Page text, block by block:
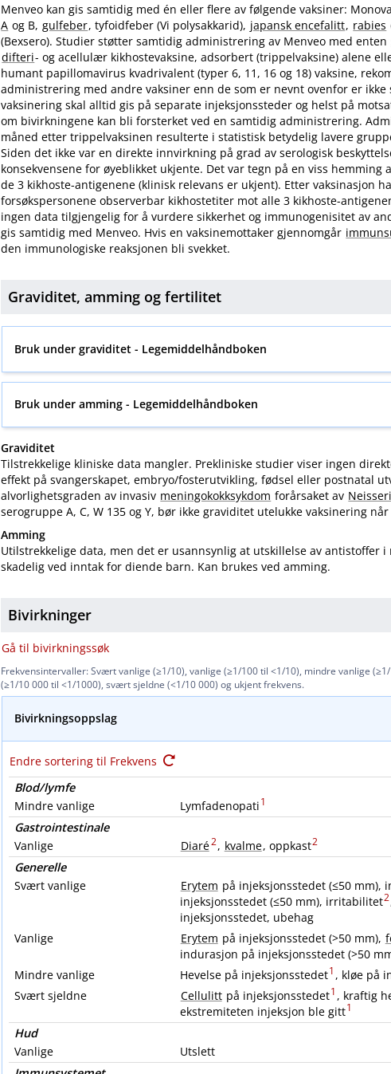
Menveo kan gis samtidig med én eller flere av følgende vaksiner:
A og B, gulfeber, tyfoidfeber (Vi polysakkarid), japansk encefalitt, rabies
(Bexsero). Studier støtter samtidig administrering av Menveo med enten
difteri- og acellulær kikhostevaksine, adsorbert (trippelvaksine) alene
humant papillomavirus kvadrivalent (typer 6, 11, 16 og 18) vaksine,
administrering med andre vaksiner enn de som er nevnt ovenfor er
vaksinering skal alltid gis på separate injeksjonssteder og helst på
om bivirkningene kan bli forsterket ved en samtidig administrering.
måned etter trippelvaksinen resulterte i statistisk betydelig lavere
Siden det ikke var en direkte innvirkning på grad av serologisk
konsekvensene for øyeblikket ukjente. Det var tegn på en viss hemming
de 3 kikhoste-antigenene (klinisk relevans er ukjent). Etter vaksinasjon
forsøkspersonene observerbar kikhostetiter mot alle 3 kikhoste-
ingen data tilgjengelig for å vurdere sikkerhet og immunogenisitet av
gis samtidig med Menveo. Hvis en vaksinemottaker gjennomgår
den immunologiske reaksjonen bli svekket.
Graviditet, amming ogfertilitet
Bruk under graviditet - Legemiddelhåndboken
Bruk under amming - Legemiddelhåndboken
Graviditet
Tilstrekkelige kliniske data mangler. Prekliniske studier viser ingen
effekt på svangerskapet, embryo​/​fosterutvikling, fødsel eller postnatal
alvorlighetsgraden av invasiv meningokokksykdom forårsaket av
serogruppe A, C, W 135 og Y, bør ikke graviditet utelukke vaksinering
Amming
Utilstrekkelige data, men det er usannsynlig at utskillelse av antistoffer
skadelig ved inntak for diende barn. Kan brukes ved amming.
Bivirkninger
Gå til bivirkningssøk
Frekvensintervaller: Svært vanlige (≥1​/​10), vanlige (≥1/100 til <1​/​10), mindre vanlige
(≥1/10 000 til <1​/​1000), svært sjeldne (<1/10 000) og ukjent frekvens.
Bivirkningsoppslag
Endre sortering til Frekvens
Blod​/​lymfe
Mindre vanlige
Lymfadenopati1
Gastrointestinale
Vanlige
Diaré2, kvalme, oppkast2
Generelle
Svært vanlige
Erytem på injeksjonsstedet (≤50 mm),
injeksjonsstedet (≤50 mm), irritabilitet2
injeksjonsstedet, ubehag
Vanlige
Erytem på injeksjonsstedet (>50 mm),
indurasjon på injeksjonsstedet (>50
Mindre vanlige
Hevelse på injeksjonsstedet1 , kløe på
Svært sjeldne
Cellulitt på injeksjonsstedet1 , kraftig
ekstremiteten injeksjon ble gitt1
Hud
Vanlige
Utslett